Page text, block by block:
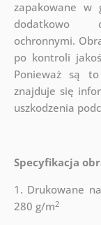
zapakowane
dodatkowo
ochronnymi.
po kontroli
Ponieważ są
znajduje się
uszkodzenia
Specyfikacja
1. Drukowane
280 g/m2